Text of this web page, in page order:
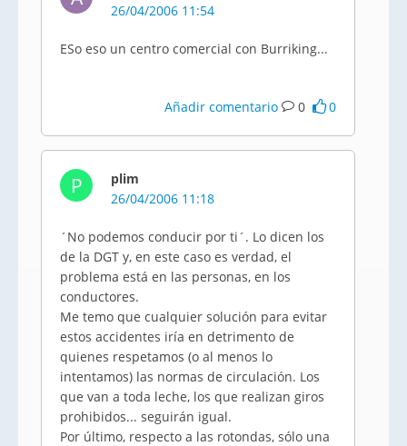
26/04/2006 11:54
ESo eso un centro comercial con Burriking...
Añadir comentario 0 0
P
plim
26/04/2006 11:18
´No podemos conducir por ti´. Lo dicen los
de la DGT y, en este caso es verdad, el
problema está en las personas, en los
conductores.
Me temo que cualquier solución para evitar
estos accidentes iría en detrimento de
quienes respetamos (o al menos lo
intentamos) las normas de circulación. Los
que van a toda leche, los que realizan giros
prohibidos... seguirán igual.
Por último, respecto a las rotondas, sólo una